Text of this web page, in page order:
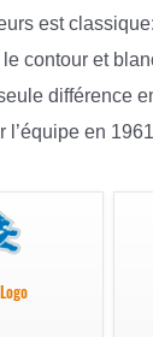
est
contour et
différence
l’équipe en